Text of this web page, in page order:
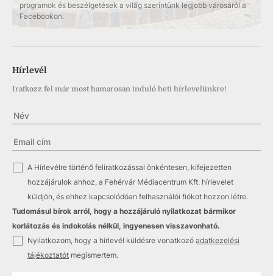
programok és beszélgetések a világ szerintünk legjobb városáról a
Facebookon.
Hírlevél
Iratkozz fel már most hamarosan induló heti hírlevelünkre!
A Hírlevélre történő feliratkozással önkéntesen, kifejezetten
hozzájárulok ahhoz, a Fehérvár Médiacentrum Kft. hírlevelet
küldjön, és ehhez kapcsolódóan felhasználói fiókot hozzon létre.
Tudomásul bírok arról, hogy a hozzájáruló nyilatkozat bármikor
korlátozás és indokolás nélkül, ingyenesen visszavonható.
Nyilatkozom, hogy a hírlevél küldésre vonatkozó adatkezelési
tájékoztatót megismertem.